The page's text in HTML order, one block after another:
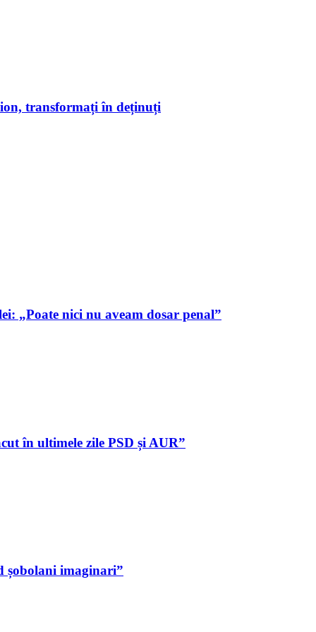
transformați în deținuți
„Poate nici nu aveam dosar penal”
în ultimele zile PSD și AUR”
șobolani imaginari”